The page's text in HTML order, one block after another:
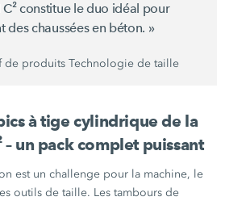
constitue le duo idéal pour
des chaussées en béton. »
de produits Technologie de taille
à tige cylindrique de la
– un pack complet puissant
est un challenge pour la machine, le
outils de taille. Les tambours de